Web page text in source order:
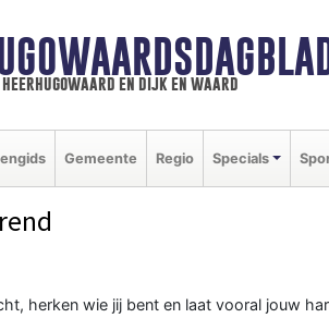
en dijk en waard
Gemeente Regio Specials
herken wie jij bent en laat vooral jouw